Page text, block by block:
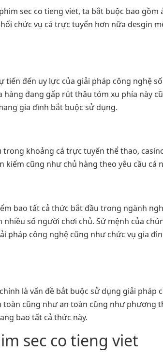
sec co tieng viet, ta bắt buộc bao gồm
chức vụ cá trực tuyến hơn nữa desgin
đến uy lực của giải pháp công nghệ
đang gấp rút thâu tóm xu phía này
gia đình bắt buộc sử dụng.
khoảng cá trực tuyến thể thao,
cũng như chủ hàng theo yêu cầu cá
bao tất cả thức bắt đầu trong ngành
số người chơi chủ. Sứ mệnh của
pháp công nghệ cũng như chức vụ gia
là vấn đề bắt buộc sử dụng giải
cũng như an toàn cũng như phương
bao tất cả thức này.
sec co tieng viet